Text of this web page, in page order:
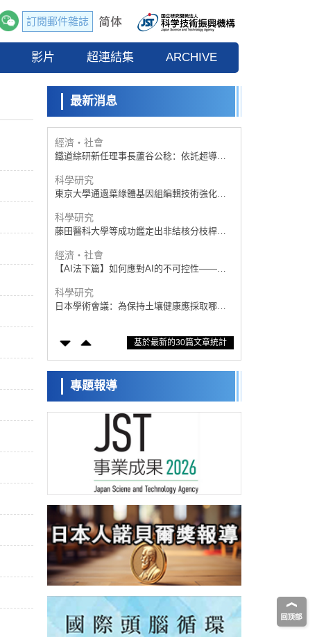
影片 超連結集 ARCHIVE
訂閱郵件雜誌
最新消息
經濟・社會
【AI法下篇】如何應對AI的不可控性——中
央大學平野晉教授專訪
AI處理器
政策
日本科研費增設國際共同研究強化新類別，
促進青年研究人員赴海外開展研究
經濟・社會
鐵道綜研新任理事長蘆谷公稔：依託超導和
科學研究
東京大學通過葉綠體基因組編輯技術強化碳
科學研究
藤田醫科大學等成功鑑定出非結核分枝桿菌
因菌株而異
經濟・社會
【AI法下篇】如何應對AI的不可控性——中
科學研究
日本學術會議：為保持土壤健康應採取哪些
大阪大學開發基於水氫鍵網路的溫度預測新
【AI法上篇】如何對「將人生交給AI」保持
危機感——中央大學平野晉教授專訪
科學研究
慶應義塾大學闡明腦內「游擊手」小膠質細
胞包裹保護受損神經細胞的機制，有望用於
開發阿茲海默症等疾病療法
日本東北大學與橫濱橡膠全球首次從奈米尺
度揭示橡膠—黃銅黏接界面劣化抑制機制，
為提升輪胎安全性與耐久性的材料設計開闢
道路
近畿大學等發現植物染料「日本茜」的紅色
成分可抑制老化與炎症，有望成為新型功能
性材料
科學研究
群馬大學開發針對難治性癲癇的新型基因療
法，利用超小型GAD67啟動子抑制發作
科學研究
九州大學揭示夜間眼壓升高機制：兩種激素
波動疊加所致
東京都產技研採用新手法開發出可穩定工作
至300℃的介電材料，已驗證電容器可在汽車
發動機等高溫環境下工作
經濟・社會
基於最新的30篇文章統計
專題報導